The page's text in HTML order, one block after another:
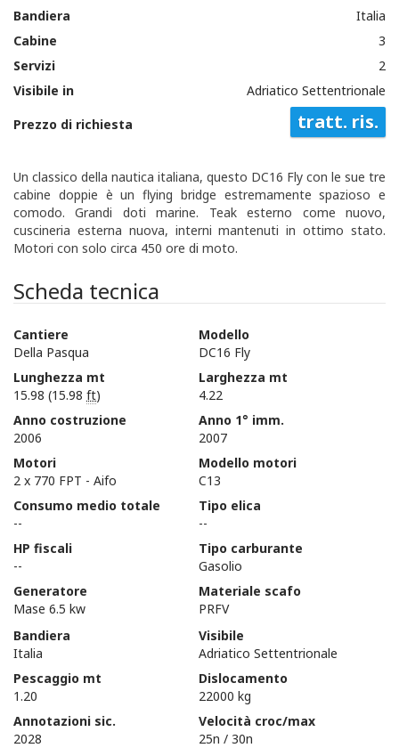
Bandiera
Italia
Cabine
3
Servizi
2
Visibile in
Adriatico Settentrionale
Prezzo di richiesta
tratt. ris.
Un classico della nautica italiana, questo DC16 Fly con le sue tre
cabine doppie è un flying bridge estremamente spazioso e
comodo. Grandi doti marine. Teak esterno come nuovo,
cuscineria esterna nuova, interni mantenuti in ottimo stato.
Motori con solo circa 450 ore di moto.
Scheda tecnica
Cantiere
Della Pasqua
Lunghezza mt
15.98 (15.98 ft)
Anno costruzione
2006
Motori
2 x 770 FPT - Aifo
Consumo medio totale
--
HP fiscali
--
Generatore
Mase 6.5 kw
Modello
DC16 Fly
Larghezza mt
4.22
Anno 1° imm.
2007
Modello motori
C13
Tipo elica
--
Tipo carburante
Gasolio
Materiale scafo
PRFV
Bandiera
Italia
Pescaggio mt
1.20
Annotazioni sic.
2028
Visibile
Adriatico Settentrionale
Dislocamento
22000 kg
Velocità croc/max
25n / 30n